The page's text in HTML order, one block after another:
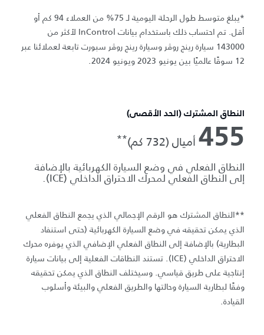
*يبلغ متوسط طول الرحلة اليومية لـ 75% من العملاء 94 كم أو
أقل. تم احتساب ذلك باستخدام بيانات InControl لأكثر من
143000 سيارة رينج روڤر وسيارة رينج روڤر سبورت تابعة لعملائنا عبر
12 سوقًا عالميًا بين يونيو 2023 ويونيو 2024.
النطاق المشترك (الحد الأقصى)
455أميال (732 كم) **
النطاق الفعلي في وضع السيارة الكهربائية بالإضافة
إلى النطاق الفعلي لمحرك الاحتراق الداخلي (ICE).
**النطاق المشترك هو الرقم الإجمالي الذي يجمع النطاق الفعلي
الذي يمكن تحقيقه في وضع السيارة الكهربائية (حتى استنفاد
البطارية) بالإضافة إلى النطاق الفعلي الإضافي الذي يوفره محرك
الاحتراق الداخلي (ICE). تستند النطاقات الفعلية إلى بيانات سيارة
إنتاجية على طريق قياسي. وسيختلف النطاق الذي يمكن تحقيقه
وفقًا لبطارية السيارة وحالتها والطريق الفعلي والبيئة وأسلوب
القيادة.